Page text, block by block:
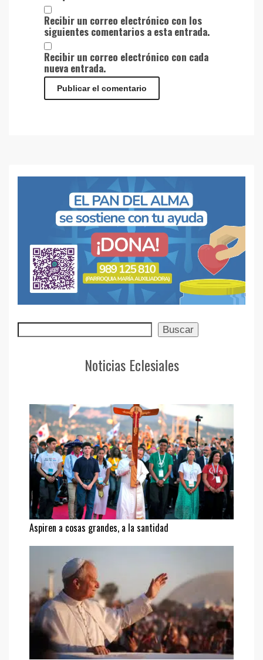
Recibir un correo electrónico con los
siguientes comentarios a esta entrada.
Recibir un correo electrónico con cada
nueva entrada.
Buscar Buscar
Noticias Eclesiales
Aspiren a cosas grandes, a la santidad